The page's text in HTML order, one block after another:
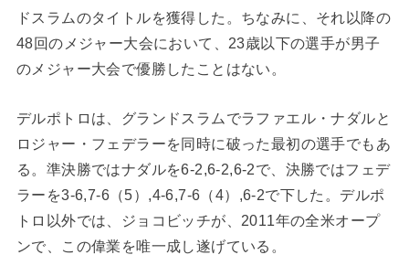
ドスラムのタイトルを獲得した。ちなみに、それ以降の
48回のメジャー大会において、23歳以下の選手が男子
のメジャー大会で優勝したことはない。
デルポトロは、グランドスラムでラファエル・ナダルと
ロジャー・フェデラーを同時に破った最初の選手でもあ
る。準決勝ではナダルを6-2,6-2,6-2で、決勝ではフェデ
ラーを3-6,7-6（5）,4-6,7-6（4）,6-2で下した。デルポ
トロ以外では、ジョコビッチが、2011年の全米オープ
ンで、この偉業を唯一成し遂げている。